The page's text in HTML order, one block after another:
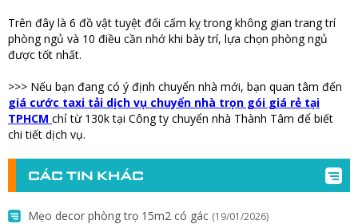
Trên đây là 6 đồ vật tuyệt đối cấm kỵ trong không gian trang trí
phòng ngủ và 10 điều cần nhớ khi bày trí, lựa chọn phòng ngủ
được tốt nhất.
>>> Nếu bạn đang có ý định chuyển nhà mới, bạn quan tâm đến
giá cước taxi tải dịch vụ chuyển nhà trọn gói giá rẻ tại
TPHCM chỉ từ 130k tại Công ty chuyển nhà Thành Tâm để biết
chi tiết dịch vụ.
CÁC TIN KHÁC
Mẹo decor phòng trọ 15m2 có gác (19/01/2026)